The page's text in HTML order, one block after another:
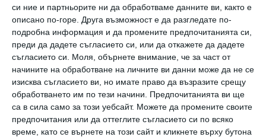
си ние и партньорите ни да обработваме данните ви, както е
описано по-горе. Друга възможност е да разгледате по-
подробна информация и да промените предпочитанията си,
преди да дадете съгласието си, или да откажете да дадете
съгласието си.
Моля, обърнете внимание, че за част от
начините на обработване на личните ви данни може да не се
изисква съгласието ви, но имате право да възразите срещу
обработването им по тези начини. Предпочитанията ви ще
са в сила само за този уебсайт. Можете да промените своите
предпочитания или да оттеглите съгласието си по всяко
време, като се върнете на този сайт и кликнете върху бутона
Често споря с мама за това, че мъжът ми
въобще не е длъжен да мие чиниите – той се
пребива от работа, печели, а аз стоя вкъщи
с децата, но майка ми не дава да бъде
убедена: „Нека мие, няма да му стане нищо,
но трябва да се съобразява как се мие
правилно.“